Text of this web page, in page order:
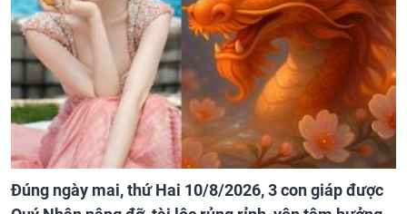
Đúng ngày mai, thứ Hai 10/8/2026, 3 con giáp được